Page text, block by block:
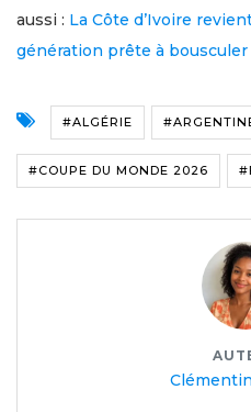
aussi : La Côte d’Ivoire
génération prête à bousculer
#ALGÉRIE
#COUPE DU MONDE 2026